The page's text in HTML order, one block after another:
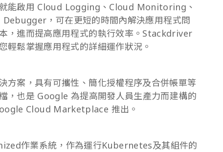
能啟用 Cloud Logging、Cloud Monitoring、
，可在更短的時間內解決應用程式問
，進而提高應用程式的執行效率。Stackdriver
輕鬆掌握應用程式的詳細運作狀況。
方案，具有可攜性、簡化授權程序及合併帳單等
，也是 Google 為提高開發人員生產力而建構的
Cloud Marketplace 推出。
作業系統，作為運行Kubernetes及其組件的